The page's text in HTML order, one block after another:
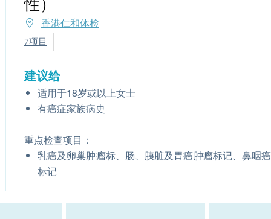
香港仁和体检
7项目
建议给
适用于18岁或以上女士
有癌症家族病史
重点检查项目：
乳癌及卵巢肿瘤标、肠、胰脏及胃癌肿瘤标记、鼻咽
标记